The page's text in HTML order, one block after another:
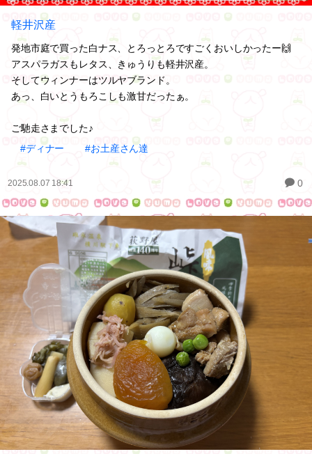
軽井沢産
発地市庭で買った白ナス、とろっとろですごくおいしかったー🙌
アスパラガスもレタス、きゅうりも軽井沢産。
そしてウィンナーはツルヤブランド。
あっ、白いとうもろこしも激甘だったぁ。
ご馳走さまでした♪
#ディナー
#お土産さん達
2025.08.07 18:41 0